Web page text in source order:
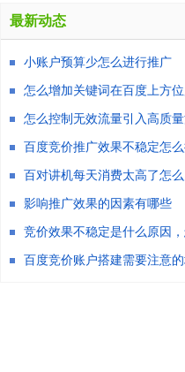
最新动态
小账户预算少怎么进行推广
怎么增加关键词在百度上方
怎么控制无效流量引入高质
百度竞价推广效果不稳定怎
百对讲机每天消费太高了怎
影响推广效果的因素有哪些
竞价效果不稳定是什么原因
百度竞价账户搭建需要注意